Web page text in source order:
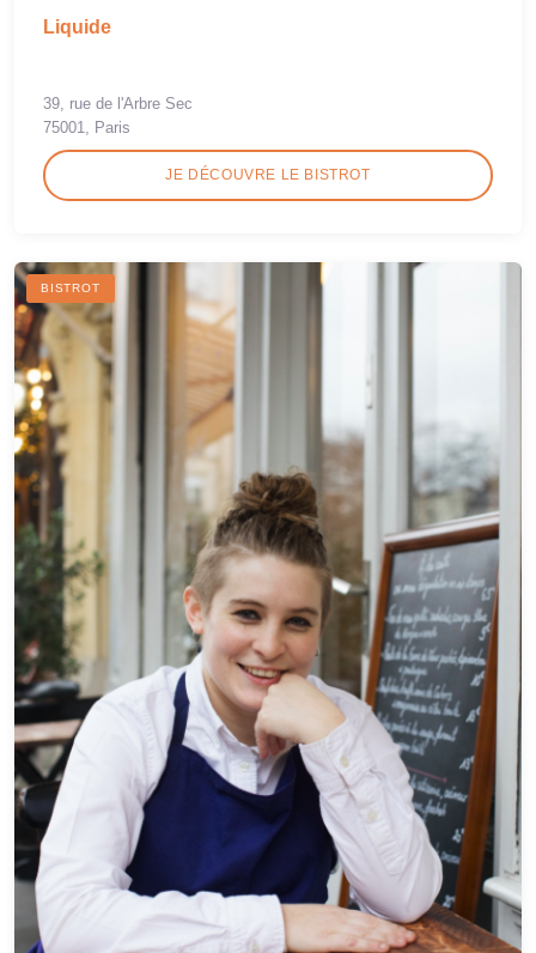
Liquide
39, rue de l'Arbre Sec
75001, Paris
JE DÉCOUVRE LE BISTROT
BISTROT